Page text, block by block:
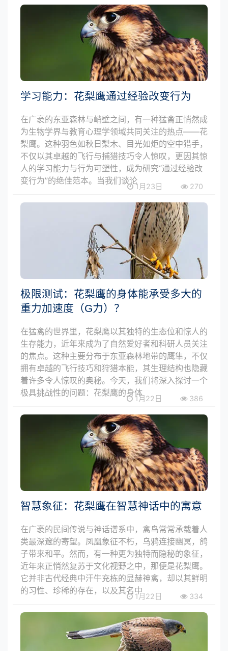
学习能力：花梨鹰通过经验改变行为
在广袤的东亚森林与峭壁之间，有一种猛禽正悄然成
为生物学界与教育心理学领域共同关注的热点——花
梨鹰。这种羽色如秋日梨木、目光如炬的空中猎手，
不仅以其卓越的飞行与捕猎技巧令人惊叹，更因其惊
人的学习能力与行为可塑性，成为研究“通过经验改
变行为”的绝佳范本。当我们谈论
1月23日 270
极限测试：花梨鹰的身体能承受多大的
重力加速度（G力）？
在猛禽的世界里，花梨鹰以其独特的生态位和惊人的
生存能力，近年来成为了自然爱好者和科研人员关注
的焦点。这种主要分布于东亚森林地带的鹰隼，不仅
拥有卓越的飞行技巧和狩猎本能，其生理结构也隐藏
着许多令人惊叹的奥秘。今天，我们将深入探讨一个
极具挑战性的问题：花梨鹰的身体
1月22日 386
智慧象征：花梨鹰在智慧神话中的寓意
在广袤的民间传说与神话谱系中，禽鸟常常承载着人
类最深邃的寄望。凤凰象征不朽，乌鸦连接幽冥，鸽
子带来和平。然而，有一种更为独特而隐秘的象征，
近年来正悄然复苏于文化视野之中，那便是花梨鹰。
它并非古代经典中汗牛充栋的显赫神禽，却以其鲜明
的习性、珍稀的存在，以及其名中
1月22日 334